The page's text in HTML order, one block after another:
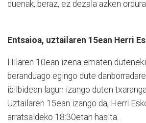
duenak, beraz, ez dezala azken
Entsaioa, uztailaren 15ean Herri
Hilaren 10ean izena ematen
beranduago egingo dute
ibilbidean lagun izango duten
Uztailaren 15ean izango da, Herri
arratsaldeko 18:30etan hasita.